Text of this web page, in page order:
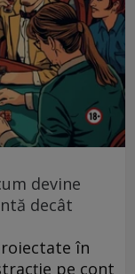
devine
decât
în
pe cont